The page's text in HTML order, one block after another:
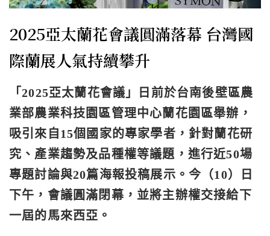
2025亞太蘭花會議圓滿落幕 台灣國
際蘭展人氣持續攀升
「2025亞太蘭花會議」日前於台南後壁區農
業部農業科技園區管理中心蘭花園區舉辦，
吸引來自15個國家的專家學者，針對蘭花研
究、產業趨勢及品種權等議題，進行近50場
專題討論與20篇海報投稿展示。今（10）日
下午，會議圓滿閉幕，並將主辦權交接給下
一屆的馬來西亞。